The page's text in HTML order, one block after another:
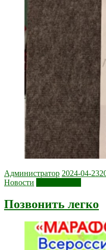
Администратор 2024-04-23
Новости
Позвонить легко